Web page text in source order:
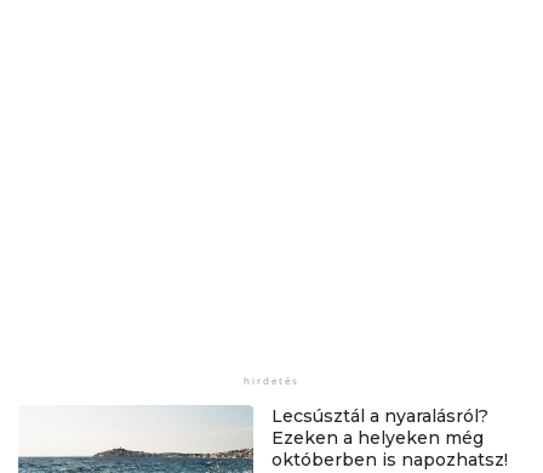
Lecsúsztál a nyaralásról?
Ezeken a helyeken még
októberben is napozhatsz!